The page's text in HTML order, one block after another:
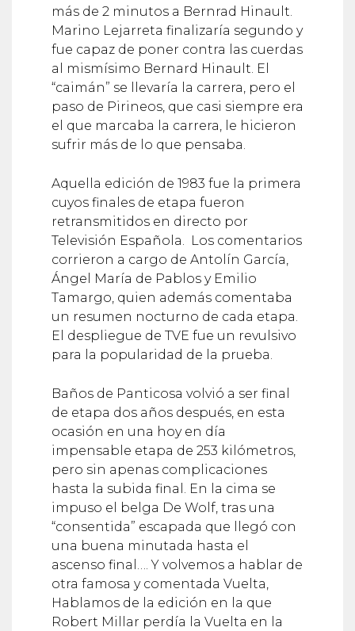
más de 2 minutos a Bernrad Hinault.
Marino Lejarreta finalizaría segundo y
fue capaz de poner contra las cuerdas
al mismísimo Bernard Hinault. El
“caimán” se llevaría la carrera, pero el
paso de Pirineos, que casi siempre era
el que marcaba la carrera, le hicieron
sufrir más de lo que pensaba.
Aquella edición de 1983 fue la primera
cuyos finales de etapa fueron
retransmitidos en directo por
Televisión Española. ​ Los comentarios
corrieron a cargo de Antolín García,
Ángel María de Pablos y Emilio
Tamargo, quien además comentaba
un resumen nocturno de cada etapa.
El despliegue de TVE fue un revulsivo
para la popularidad de la prueba. ​
Baños de Panticosa volvió a ser final
de etapa dos años después, en esta
ocasión en una hoy en día
impensable etapa de 253 kilómetros,
pero sin apenas complicaciones
hasta la subida final. En la cima se
impuso el belga De Wolf, tras una
“consentida” escapada que llegó con
una buena minutada hasta el
ascenso final…. Y volvemos a hablar de
otra famosa y comentada Vuelta,
Hablamos de la edición en la que
Robert Millar perdía la Vuelta en la